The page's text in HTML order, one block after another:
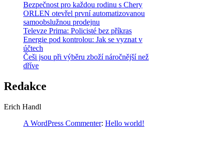
Bezpečnost pro každou rodinu s Chery
ORLEN otevřel první automatizovanou
samoobslužnou prodejnu
Televze Prima: Policisté bez příkras
Energie pod kontrolou: Jak se vyznat v
účtech
Češi jsou při výběru zboží náročnější než
dříve
Redakce
Erich Handl
A WordPress Commenter: Hello world!